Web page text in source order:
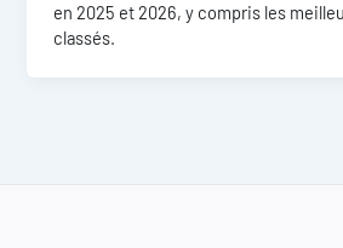
en 2025 et 2026, y compris les
classés.